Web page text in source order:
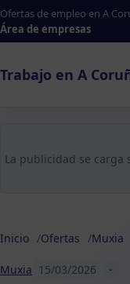
Ofertas de empleo en A
Área de empresas
Trabajo en A
La publicidad se carga
Inicio Ofertas Muxia
Muxia 15/03/2026 -